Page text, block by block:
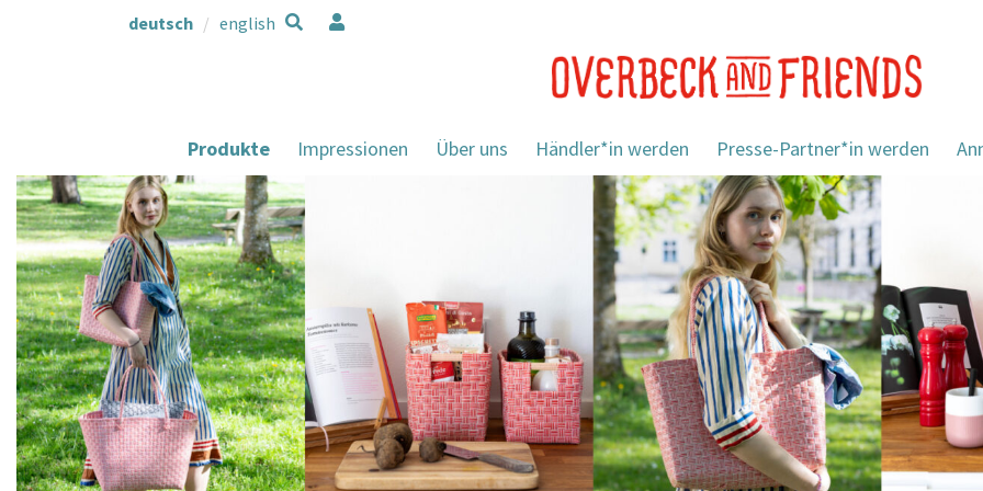
deutsch english
Produkte Impressionen Über uns Händler*in werden Presse-Partner*in werden